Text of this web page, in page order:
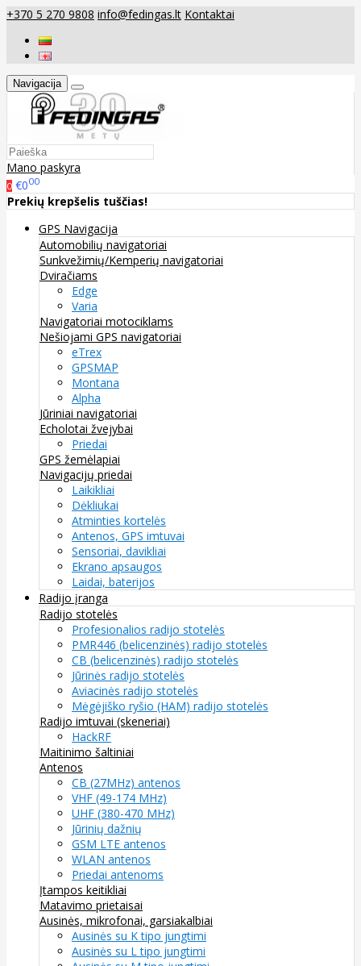
+370 5 270 9808 info@fedingas.lt Kontaktai
Navigacija
Mano paskyra
0 €000
Prekių krepšelis tuščias!
GPS Navigacija
Automobilių navigatoriai
Sunkvežimių/Kemperių navigatoriai
Dviračiams
Edge
Varia
Navigatoriai motociklams
Nešiojami GPS navigatoriai
eTrex
GPSMAP
Montana
Alpha
Jūriniai navigatoriai
Echolotai žvejybai
Priedai
GPS žemėlapiai
Navigacijų priedai
Laikikliai
Dėkliukai
Atminties kortelės
Antenos, GPS imtuvai
Sensoriai, davikliai
Ekrano apsaugos
Laidai, baterijos
Radijo įranga
Radijo stotelės
Profesionalios radijo stotelės
PMR446 (belicenzinės) radijo stotelės
CB (belicenzinės) radijo stotelės
Jūrinės radijo stotelės
Aviacinės radijo stotelės
Mėgėjiško ryšio (HAM) radijo stotelės
Radijo imtuvai (skeneriai)
HackRF
Maitinimo šaltiniai
Antenos
CB (27MHz) antenos
VHF (49-174 MHz)
UHF (380-470 MHz)
Jūrinių dažnių
GSM LTE antenos
WLAN antenos
Priedai antenoms
Įtampos keitikliai
Matavimo prietaisai
Ausinės, mikrofonai, garsiakalbiai
Ausinės su K tipo jungtimi
Ausinės su L tipo jungtimi